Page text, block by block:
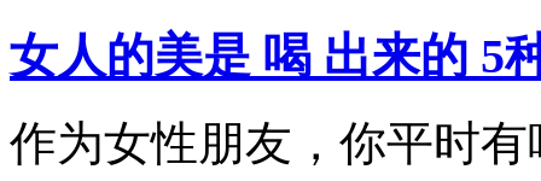
女人的美是 喝 出来的 5
作为女性朋友，你平时